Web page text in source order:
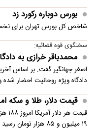
بورس دوباره رکورد زد
شاخص کل بورس تهران برای نخستین ‌بار وارد
سخنگوی قوه قضائیه:
محمدباقر خرازی به
اصغر جهانگیر گفت: بر اساس
دادگاه ویژه روحانیت احضار
قیمت دلار، طلا و سکه امروز شنبه
۱۹ میلیون و ۸۵ هزار تومان رسید